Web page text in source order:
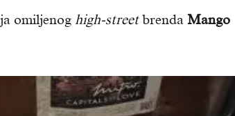
omiljenog high-streetbrenda Mango